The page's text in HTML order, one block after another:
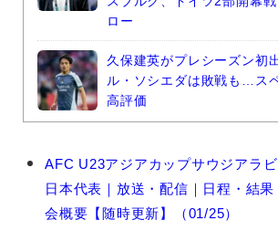
ロー
久保建英がプレシーズン
ル・ソシエダは敗戦も…ス
高評価
市
AFC U23アジアカップサウジアラ
日本代表｜放送・配信｜日程・結
会概要【随時更新】（01/25）